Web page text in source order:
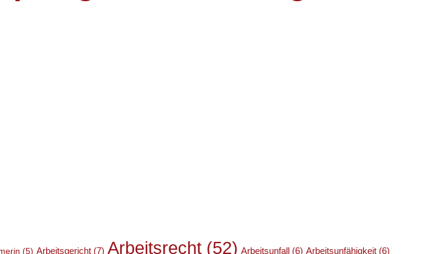
(5) Arbeitsgericht (7) Arbeitsrecht (52) Arbeitsunfall (6) Arbeitsunfähigkeit (6)